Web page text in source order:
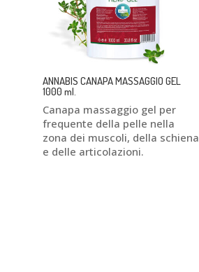
ANNABIS CANAPA MASSAGGIO GEL
1000 ml.
Canapa massaggio gel per
frequente della pelle nella
zona dei muscoli, della schiena
e delle articolazioni.